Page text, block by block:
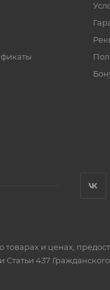
и ценах,
437